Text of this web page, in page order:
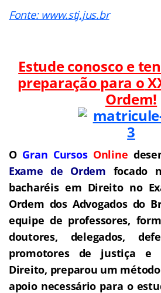
Fonte: www.stj.jus.br
Estude conosco e
preparação para o
Ordem!
O Gran Cursos Online
Exame de Ordem focado
bacharéis em Direito no
Ordem dos Advogados do
equipe de professores,
doutores, delegados,
promotores de justiça e
Direito, preparou um
apoio necessário para o